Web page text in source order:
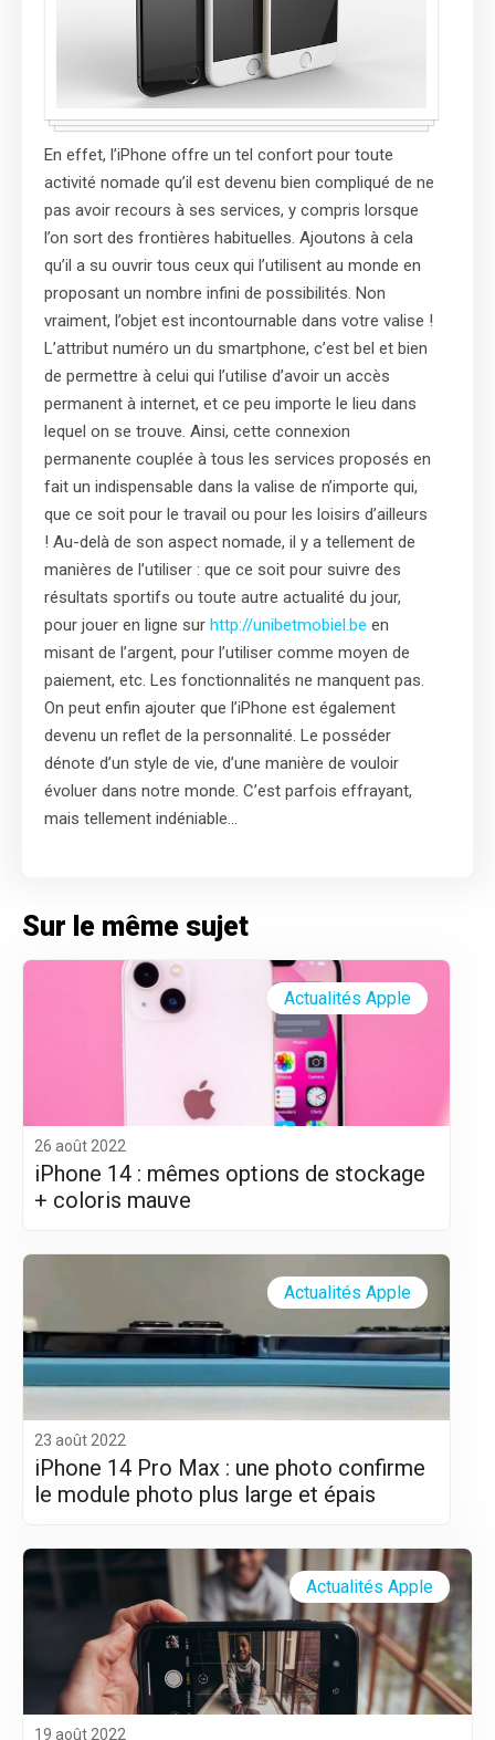
En effet, l’iPhone offre un tel confort pour toute
activité nomade qu’il est devenu bien compliqué de ne
pas avoir recours à ses services, y compris lorsque
l’on sort des frontières habituelles. Ajoutons à cela
qu’il a su ouvrir tous ceux qui l’utilisent au monde en
proposant un nombre infini de possibilités. Non
vraiment, l’objet est incontournable dans votre valise !
L’attribut numéro un du smartphone, c’est bel et bien
de permettre à celui qui l’utilise d’avoir un accès
permanent à internet, et ce peu importe le lieu dans
lequel on se trouve. Ainsi, cette connexion
permanente couplée à tous les services proposés en
fait un indispensable dans la valise de n’importe qui,
que ce soit pour le travail ou pour les loisirs d’ailleurs
! Au-delà de son aspect nomade, il y a tellement de
manières de l’utiliser : que ce soit pour suivre des
résultats sportifs ou toute autre actualité du jour,
pour jouer en ligne sur http://unibetmobiel.be en
misant de l’argent, pour l’utiliser comme moyen de
paiement, etc. Les fonctionnalités ne manquent pas.
On peut enfin ajouter que l’iPhone est également
devenu un reflet de la personnalité. Le posséder
dénote d’un style de vie, d’une manière de vouloir
évoluer dans notre monde. C’est parfois effrayant,
mais tellement indéniable…
Sur le même sujet
26 août 2022
iPhone 14 : mêmes options de stockage
+ coloris mauve
Actualités Apple
23 août 2022
iPhone 14 Pro Max : une photo confirme
le module photo plus large et épais
Actualités Apple
19 août 2022
Actualités Apple